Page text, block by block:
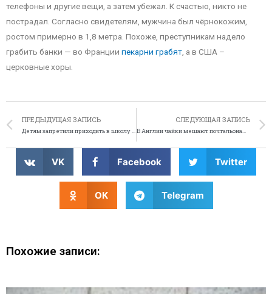
телефоны и другие вещи, а затем убежал. К счастью, никто не
пострадал. Согласно свидетелям, мужчина был чёрнокожим,
ростом примерно в 1,8 метра. Похоже, преступникам надело
грабить банки — во Франции пекарни грабят , а в США –
церковные хоры.
ПРЕДЫДУЩАЯ ЗАПИСЬ
Детям запретили приходить в школу в уггах
СЛЕДУЮЩАЯ ЗАПИСЬ
В Англии чайки мешают почтальонам работать
VK Facebook Twitter
OK Telegram
Похожие записи: